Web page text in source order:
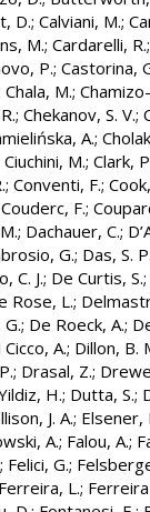
D.; Calviani, M.;
M.; Cardarelli, R.
P.; Castorina,
Chala, M.;
; Chekanov, S. V.;
A.;
Ciuchini, M.; Clark,
; Conventi, F.;
Couderc, F.;
; Dachauer, C.;
G.; Das, S.
C. J.; De Curtis, S.;
Rose, L.;
; De Roeck, A.;
Cicco, A.; Dillon, B.
; Drasal, Z.;
H.; Dutta, S.;
J. A.; Elsener,
A.; Falou, A.;
; Felici, G.;
Ferreira, L.;